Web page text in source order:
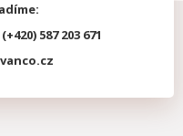
587 203 671